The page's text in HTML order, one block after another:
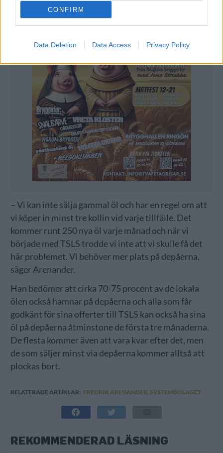
CONFIRM
Data Deletion Data Access Privacy Policy
– Vi kan inte sälja gammal öl och har en regel om att
vi köper in minst tre kollin vid varje tillfälle. Det
kommer runt 250 nya öl varje månad och när vi
började med TSLS trodde vi inte att vi skulle få det
här problemet. Vi behöver mer plats på depåerna,
säger Arenander.
Han bedömer att cirka 70-75 procent av de lokala
ölen också hamnar på depåerna och alla som får
godkänt för sina offerter till TSLS kan också ha sina
öl på depåerna åtminstone de första tre månaderna.
De flesta kommer även att vara kvar efter det, men
de som säljer minst via depåerna kommer alltså att
plockas bort.
RELATERADE ARTIKLAR: FREDRIK ARENANDER SYSTEMBOLAGET
REKOMMENDERAD LÄSNING